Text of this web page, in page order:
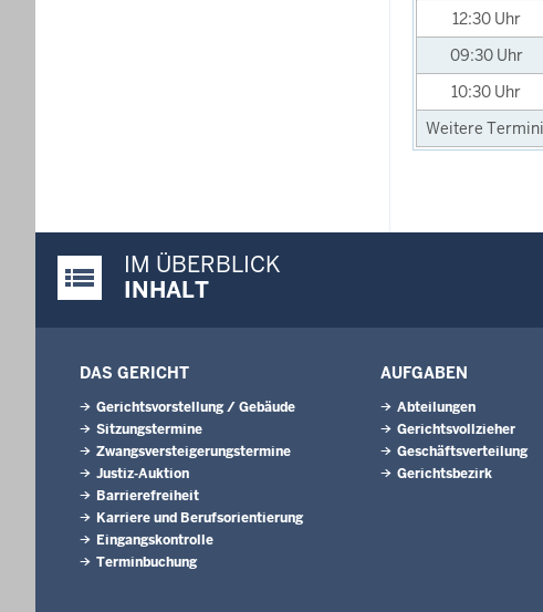
12:30 Uhr
09:30 Uhr
10:30 Uhr
Weitere
Justiz-Portal im Überblick:
IM ÜBERBLICK
INHALT
DAS GERICHT
Gerichtsvorstellung / Gebäude
Sitzungstermine
Zwangsversteigerungs­termine
Justiz-Auktion
Barrierefreiheit
Karriere und Berufsorientierung
Eingangskontrolle
Terminbuchung
AUFGABEN
Abteilungen
Gerichtsvollzieher
Geschäftsverteilung
Gerichtsbezirk